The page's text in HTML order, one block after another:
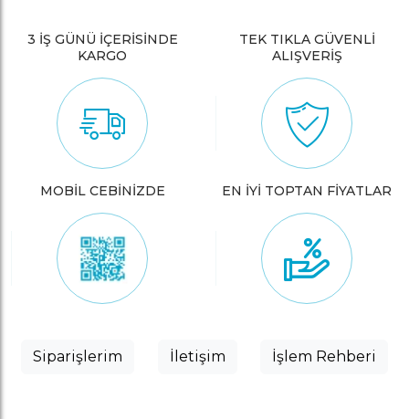
3 İŞ GÜNÜ İÇERİSİNDE
KARGO
TEK TIKLA GÜVENLİ
ALIŞVERİŞ
MOBİL CEBİNİZDE EN İYİ TOPTAN FİYATLAR
Siparişlerim İletişim İşlem Rehberi